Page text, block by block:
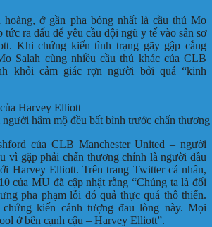
hoàng, ở gần pha bóng nhất là cầu thủ Mo
tức ra dấu để yêu cầu đội ngũ y tế vào sân sơ
Khi chứng kiến tình trạng gãy gập cẳng
Salah cùng nhiều cầu thủ khác của CLB
khỏi cảm giác rợn người bởi quá “kinh
hâm mộ đều bất bình trước chấn
của CLB Manchester United – người
vì gặp phải chấn thương chính là người đầu
Harvey Elliott. Trên trang Twitter cá nhân,
của MU đã cập nhật rằng “Chúng ta là đối
pha phạm lỗi đó quả thực quá thô thiển.
kiến cảnh tượng đau lòng này. Mọi
ở bên cạnh cậu – Harvey Elliott”.